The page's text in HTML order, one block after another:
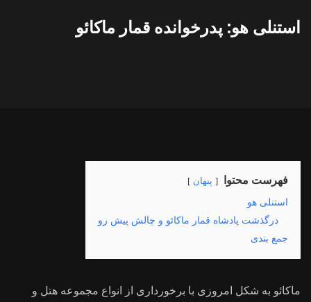
استنلی هو: پدرخوانده قمار ماکائو
فهرست محتوا پنهان
استنلی هو
درگذشت پادشاه قمار ماکائو و چالش پیش رو
جمع بندی
ماکائو به شکل امروزی با برخورداری از انواع مجموعه هتل و